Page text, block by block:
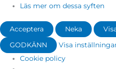
Läs mer om dessa syften
Acceptera Neka
GODKÄNN
Visa
Cookie policy